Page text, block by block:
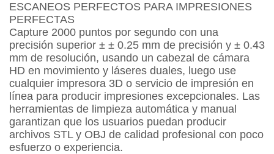
ESCANEOS PERFECTOS PARA IMPRESIONES
PERFECTAS
Capture 2000 puntos por segundo con una
precisión superior ± ± 0.25 mm de precisión y ± 0.43
mm de resolución, usando un cabezal de cámara
HD en movimiento y láseres duales, luego use
cualquier impresora 3D o servicio de impresión en
línea para producir impresiones excepcionales. Las
herramientas de limpieza automática y manual
garantizan que los usuarios puedan producir
archivos STL y OBJ de calidad profesional con poco
esfuerzo o experiencia.